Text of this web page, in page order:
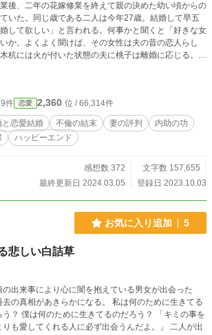
後、二年の花嫁修業を終えて親の決めた幼い頃からの
いた。同じ歳である二人は今年27歳。結婚して早五
して欲しい」と言われる。何事かと聞くと「好きな女
か。よくよく聞けば、その女性は夫の昔の恋人らし
杭には火が付いた状態の夫に桃子は離婚に応じる。こ
事と、一ヶ月前から帰宅が稀になっていた事を考える
は困難と判断したからである。 最愛の恋人と晴れて
の絶頂だった。だから気付くことは無かった。何故、
の「一度目」を開始しま
件 恋愛 2,360 位 / 66,314件
と恋愛結婚 不倫の結末 妻の評判
内助の功
ハッピーエンド
感想数 372
文字数 157,655
最終更新日 2024.03.05
登録日 2023.10.03
お気に入り追加 5
悲しい白詰草
の出来事により心に闇を抱えている男女が出会った
去の真相があきらかになる。 私は何のために生きてる
う？ 僕は何のために生きてるのだろう？ 「キミの事を
りも愛してくれる人に必ず出会うんだよ。」 二人が出